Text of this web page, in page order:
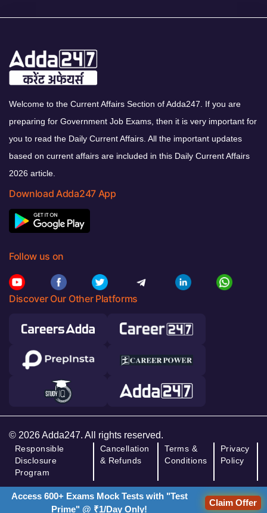
Welcome to the Current Affairs Section of Adda247. If you are
preparing for Government Job Exams, then it is very important for
you to read the Daily Current Affairs. All the important updates
based on current affairs are included in this Daily Current Affairs
2026 article.
Download Adda247 App
Follow us on
Discover Our Other Platforms
© 2026 Adda247. All rights reserved.
Responsible
Disclosure
Program
Cancellation
& Refunds
Terms &
Conditions
Privacy
Policy
Access 600+ Exams Mock Tests with "Test
Prime" @ ₹1/Day Only!
Claim Offer